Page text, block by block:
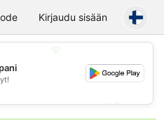
DatingKirjaudu sisään
💕